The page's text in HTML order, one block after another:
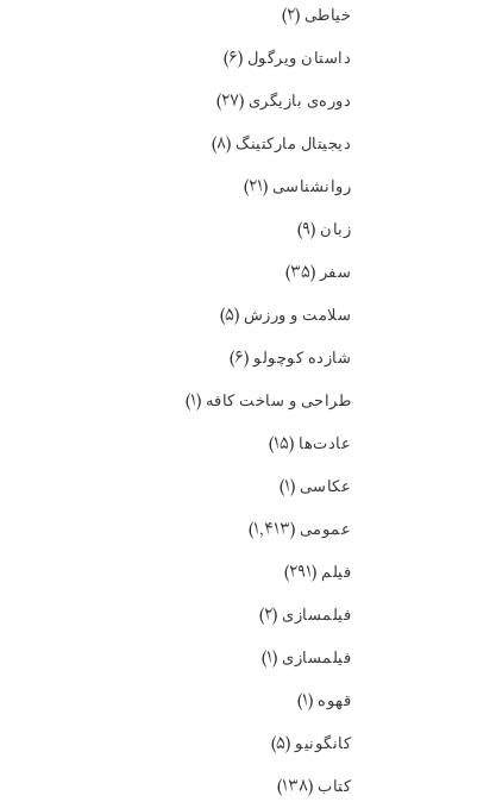
خیاطی (۲)
داستان ویرگول (۶)
دوره‌ی بازیگری (۲۷)
دیجیتال مارکتینگ (۸)
روانشناسی (۲۱)
زبان (۹)
سفر(۳۵)
سلامت و ورزش (۵)
شازده کوچولو(۶)
طراحی و ساخت کافه (۱)
عادت‌ها (۱۵)
عکاسی (۱)
عمومی (۱,۴۱۳)
فیلم (۲۹۱)
فیلمسازی (۲)
فیلمسازی (۱)
قهوه (۱)
کانگونیو(۵)
کتاب (۱۳۸)